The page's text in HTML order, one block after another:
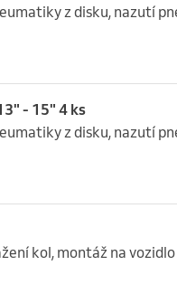
z disku, nazutí
- 15" 4 ks
z disku, nazutí
kol, montáž na vozidlo